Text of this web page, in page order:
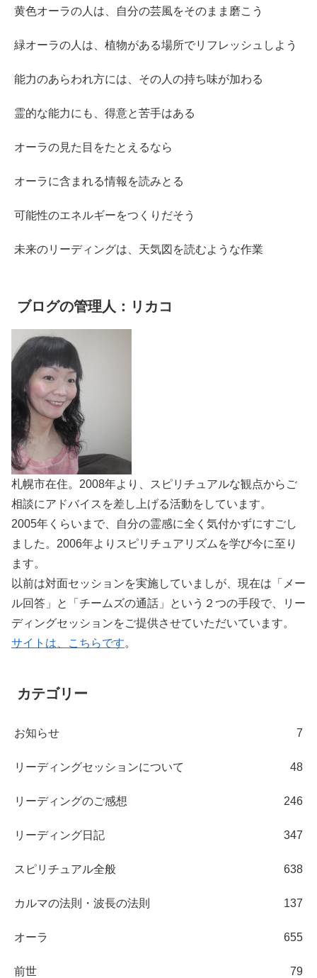
黄色オーラの人は、自分の芸風をそのまま磨こう
緑オーラの人は、植物がある場所でリフレッシュしよう
能力のあらわれ方には、その人の持ち味が加わる
霊的な能力にも、得意と苦手はある
オーラの見た目をたとえるなら
オーラに含まれる情報を読みとる
可能性のエネルギーをつくりだそう
未来のリーディングは、天気図を読むような作業
ブログの管理人：リカコ
札幌市在住。2008年より、スピリチュアルな観点からご
相談にアドバイスを差し上げる活動をしています。
2005年くらいまで、自分の霊感に全く気付かずにすごし
ました。2006年よりスピリチュアリズムを学び今に至り
ます。
以前は対面セッションを実施していましが、現在は「メー
ル回答」と「チームズの通話」という２つの手段で、リー
ディングセッションをご提供させていただいています。
サイトは、こちらです。
カテゴリー
お知らせ 7
リーディングセッションについて 48
リーディングのご感想 246
リーディング日記 347
スピリチュアル全般 638
カルマの法則・波長の法則 137
オーラ 655
前世 79